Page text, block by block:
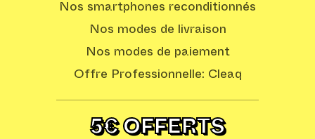
Nos smartphones reconditionnés
Nos modes de livraison
Nos modes de paiement
Offre Professionnelle: Cleaq
5€ OFFERTS